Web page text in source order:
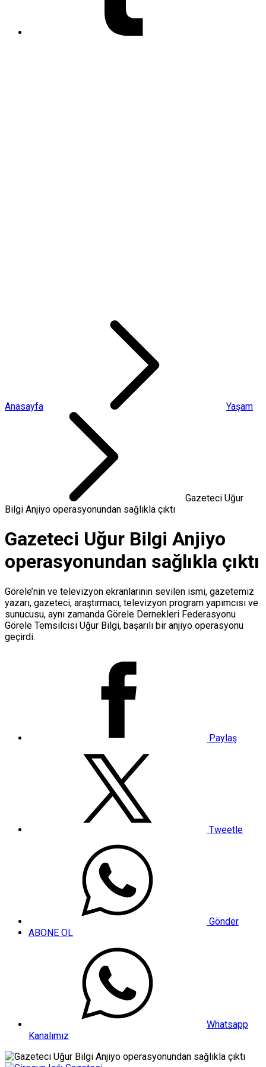
Anasayfa Yaşam
Gazeteci Uğur
Bilgi Anjiyo operasyonundan sağlıkla çıktı
Gazeteci Uğur Bilgi Anjiyo
operasyonundan sağlıkla çıktı
Görele’nin ve televizyon ekranlarının sevilen ismi, gazetemiz
yazarı, gazeteci, araştırmacı, televizyon program yapımcısı ve
sunucusu, aynı zamanda Görele Dernekleri Federasyonu
Görele Temsilcisi Uğur Bilgi, başarılı bir anjiyo operasyonu
geçirdi.
Paylaş
Tweetle
Gönder
ABONE OL
Whatsapp
Kanalımız